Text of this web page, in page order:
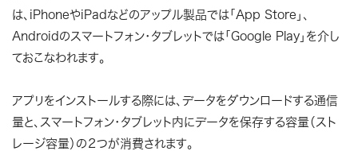
は、iPhoneやiPadなどのアップル製品では「App Store」、
Androidのスマートフォン・タブレットでは「Google Play」を介し
ておこなわれます。
アプリをインストールする際には、データをダウンロードする通信
量と、スマートフォン・タブレット内にデータを保存する容量（スト
レージ容量）の２つが消費されます。